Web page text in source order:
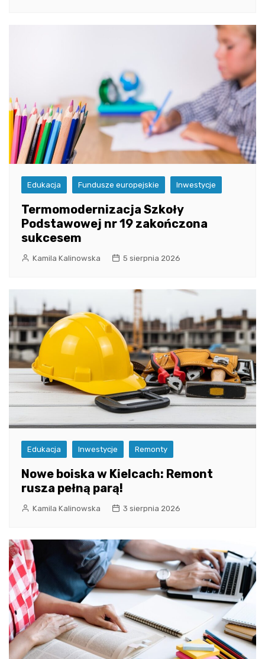
Edukacja Fundusze europejskie Inwestycje
Termomodernizacja Szkoły
Podstawowej nr 19 zakończona
sukcesem
Kamila Kalinowska 5 sierpnia 2026
Edukacja Inwestycje Remonty
Nowe boiska w Kielcach: Remont
rusza pełną parą!
Kamila Kalinowska 3 sierpnia 2026